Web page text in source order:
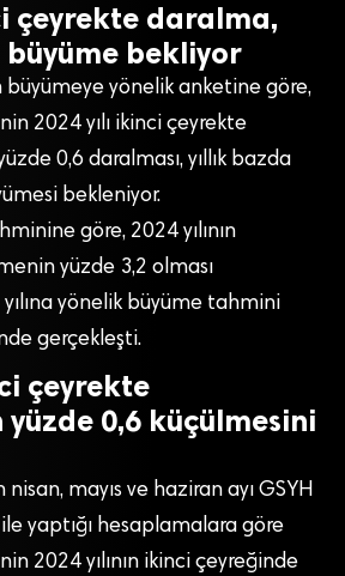
çeyrekte daralma,
büyüme bekliyor
büyümeye yönelik anketine göre,
2024 yılı ikinci çeyrekte
0,6 daralması, yıllık bazda
bekleniyor.
göre, 2024 yılının
yüzde 3,2 olması
yönelik büyüme tahmini
gerçekleşti.
çeyrekte
0,6 küçülmesini
nisan, mayıs ve haziran ayı GSYH
yaptığı hesaplamalara göre
2024 yılının ikinci çeyreğinde